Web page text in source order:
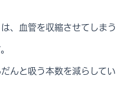
、血管を収縮させてしまう
んと吸う本数を減らしてい